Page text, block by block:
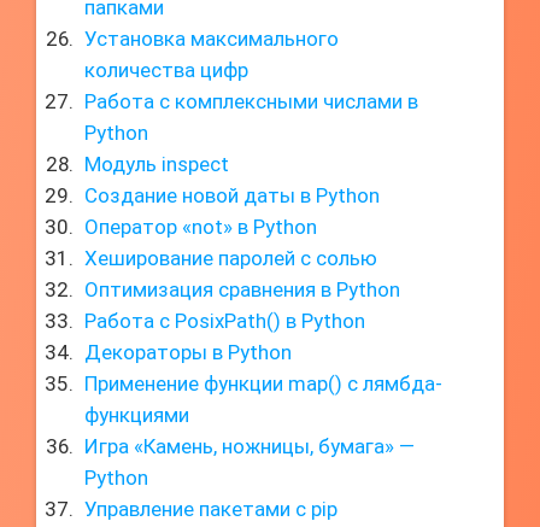
папками
Установка максимального
количества цифр
Работа с комплексными числами в
Python
Модуль inspect
Создание новой даты в Python
Оператор «not» в Python
Хеширование паролей с солью
Оптимизация сравнения в Python
Работа с PosixPath() в Python
Декораторы в Python
Применение функции map() с лямбда-
функциями
Игра «Камень, ножницы, бумага» —
Python
Управление пакетами с pip